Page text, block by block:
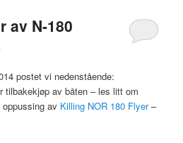
av N-180
postet vi nedenstående:
tilbakekjøp av båten – les litt om
oppussing av Killing NOR 180 Flyer–